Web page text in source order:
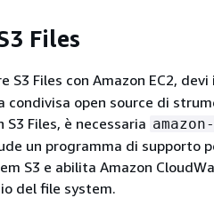
Files
S3 Files con Amazon EC2,
condivisa open source di
S3 Files, è necessaria
un programma di supporto
S3 e abilita Amazon
del file system.